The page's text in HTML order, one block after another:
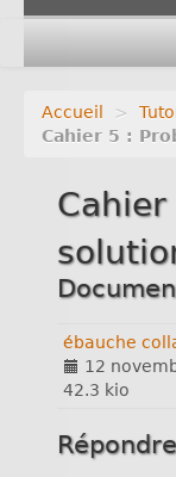
Accueil >
Cahier 5 :
ébauche
12
42.3 kio